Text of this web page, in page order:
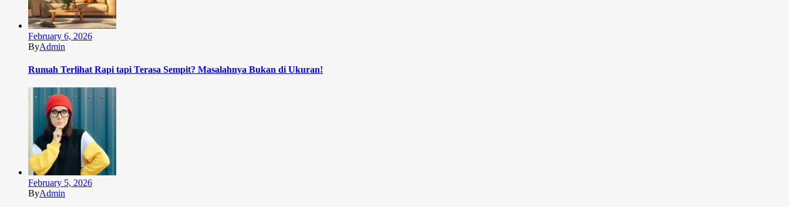
February 6, 2026
ByAdmin
Rumah Terlihat Rapi tapi Terasa Sempit? Masalahnya Bukan di Ukuran!
February 5, 2026
ByAdmin